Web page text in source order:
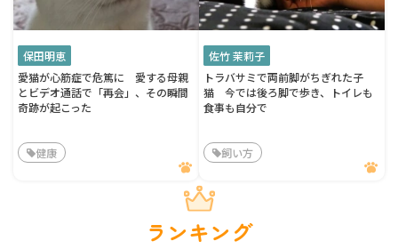
保田明恵
愛猫が心筋症で危篤に 愛する母親
とビデオ通話で「再会」、その瞬間
奇跡が起こった
健康
佐竹 茉莉子
トラバサミで両前脚がちぎれた子
猫 今では後ろ脚で歩き、トイレも
食事も自分で
飼い方
ランキング